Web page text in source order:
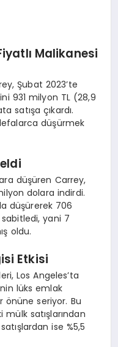
Malikanesi
Şubat 2023’te
931 milyon TL (28,9
satışa çıkardı.
düşürmek
düşüren Carrey,
dolara indirdi.
düşürerek 706
yani 7
oldu.
Etkisi
Los Angeles’ta
lüks emlak
önüne seriyor. Bu
satışlarından
ise %5,5